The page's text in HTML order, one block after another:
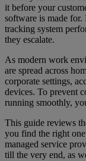
it before your
software is made
tracking system
they escalate.
As modern work
are spread across
corporate settings,
devices. To prevent
running smoothly,
This guide reviews
you find the right
managed service
till the very end, as